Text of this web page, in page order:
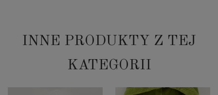
INNE PRODUKTY Z TEJ
KATEGORII